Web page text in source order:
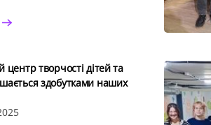
центр творчості дітей та
здобутками наших